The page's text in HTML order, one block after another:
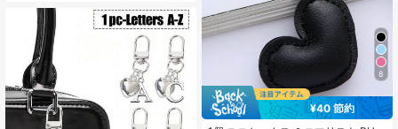
8
¥40 節約